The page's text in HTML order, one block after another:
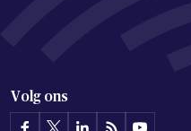
Volg ons